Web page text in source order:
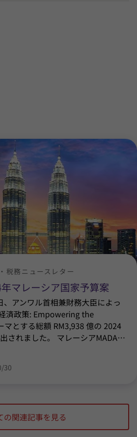
マレーシア国家予算案
税務ニュースレター
アンワル首相兼財務大臣によっ
済政策: Empowering the
マとする総額 RM3,938 億の 2024
されました。 マレーシアMADA…
30
の関連記事を見る